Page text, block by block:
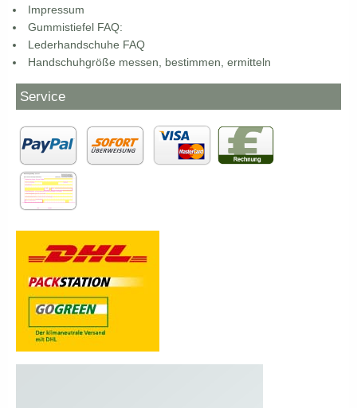
Impressum
Gummistiefel FAQ:
Lederhandschuhe FAQ
Handschuhgröße messen, bestimmen, ermitteln
Service